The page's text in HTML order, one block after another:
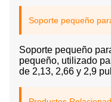
Soporte pequeño
Soporte pequeño
pequeño, utilizado
de 2,13, 2,66 y 2,9